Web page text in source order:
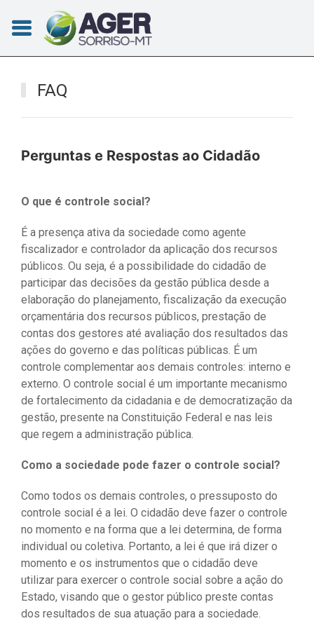
FAQ
Perguntas e Respostas ao Cidadão
O que é controle social?
É a presença ativa da sociedade como agente
fiscalizador e controlador da aplicação dos recursos
públicos. Ou seja, é a possibilidade do cidadão de
participar das decisões da gestão pública desde a
elaboração do planejamento, fiscalização da execução
orçamentária dos recursos públicos, prestação de
contas dos gestores até avaliação dos resultados das
ações do governo e das políticas públicas. É um
controle complementar aos demais controles: interno e
externo. O controle social é um importante mecanismo
de fortalecimento da cidadania e de democratização da
gestão, presente na Constituição Federal e nas leis
que regem a administração pública.
Como a sociedade pode fazer o controle social?
Como todos os demais controles, o pressuposto do
controle social é a lei. O cidadão deve fazer o controle
no momento e na forma que a lei determina, de forma
individual ou coletiva. Portanto, a lei é que irá dizer o
momento e os instrumentos que o cidadão deve
utilizar para exercer o controle social sobre a ação do
Estado, visando que o gestor público preste contas
dos resultados de sua atuação para a sociedade.